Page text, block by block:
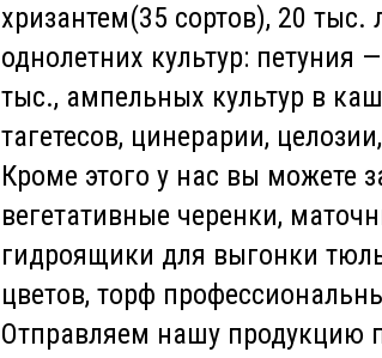
хризантем(35 сортов), 20
однолетних культур: петуния
тыс., ампельных культур в
тагетесов, цинерарии,
Кроме этого у нас вы можете
вегетативные черенки,
гидроящики для выгонки
цветов, торф
Отправляем нашу продукцию